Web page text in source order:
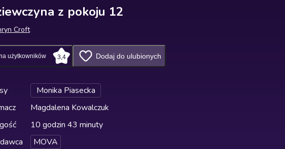
z pokoju 12
Croft
użytkowników 3,4 Dodaj do ulubionych
Monika Piasecka
Magdalena Kowalczuk
10 godzin 43 minuty
MOVA